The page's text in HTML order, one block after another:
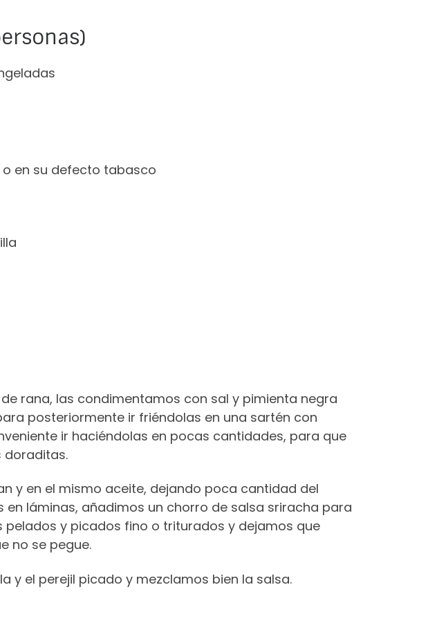
o en su defecto tabasco
rana, las condimentamos con sal y pimienta negra
posteriormente ir friéndolas en una sartén con
ir haciéndolas en pocas cantidades, para que
doraditas.
y en el mismo aceite, dejando poca cantidad del
láminas, añadimos un chorro de salsa sriracha para
y picados fino o triturados y dejamos que
no se pegue.
y el perejil picado y mezclamos bien la salsa.